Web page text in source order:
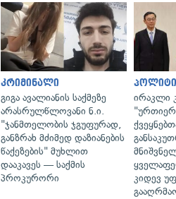
კრიმინალი
გიგა ავალიანის საქმეზე
არასრულწლოვანი ნ.ი.
"ჯანმთელობის ჯგუფურად,
განზრახ მძიმედ დაზიანების
წაქეზების" მუხლით
დააკავეს — საქმის
პროკურორი
ირაკლი
კიდევ